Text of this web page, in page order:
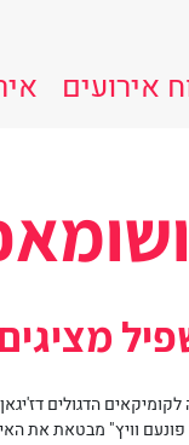
אירועים
הדגולים
וויץ" מבטאת את